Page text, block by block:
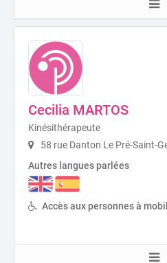
Cecilia MARTOS
Kinésithérapeute
58 rue Danton Le Pré-Saint-
Autres langues parlées
Accès aux personnes à